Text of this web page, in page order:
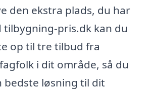
den ekstra plads, du har
tilbygning-pris.dk kan du
op til tre tilbud fra
i dit område, så du
bedste løsning til dit